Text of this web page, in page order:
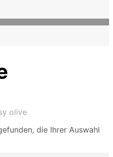
olive
die Ihrer Auswahl